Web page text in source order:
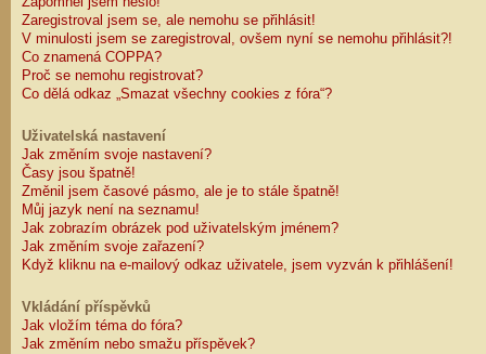
Zaregistroval jsem se, ale nemohu se přihlásit!
V minulosti jsem se zaregistroval, ovšem nyní se nemohu přihlásit?!
Co znamená COPPA?
Proč se nemohu registrovat?
Co dělá odkaz „Smazat všechny cookies z fóra“?
Uživatelská nastavení
Jak změním svoje nastavení?
Časy jsou špatně!
Změnil jsem časové pásmo, ale je to stále špatně!
Můj jazyk není na seznamu!
Jak zobrazím obrázek pod uživatelským jménem?
Jak změním svoje zařazení?
Když kliknu na e-mailový odkaz uživatele, jsem vyzván k přihlášení!
Vkládání příspěvků
Jak vložím téma do fóra?
Jak změním nebo smažu příspěvek?